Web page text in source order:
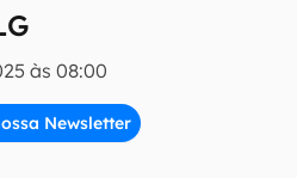
às 08:00
Newsletter
do Canaltech.